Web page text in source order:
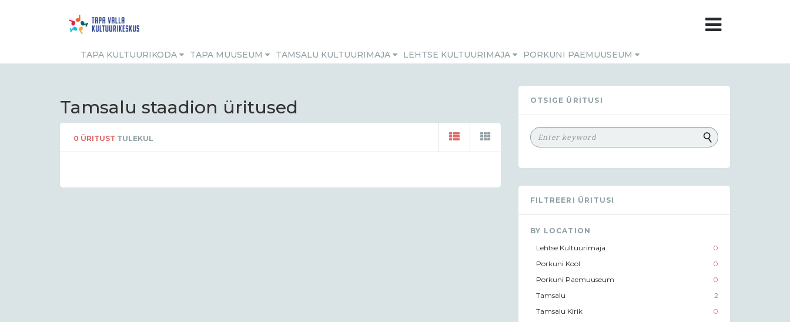
TAPA KULTUURIKODA TAPA MUUSEUM TAMSALU KULTUURIMAJA LEHTSE KULTUURIMAJA PORKUNI PAEMUUSEUM
Tamsalu staadion üritused
0 ÜRITUST TULEKUL
OTSIGE ÜRITUSI
FILTREERI ÜRITUSI
BY LOCATION
Lehtse Kultuurimaja
0
Porkuni Kool
0
Porkuni Paemuuseum
0
Tamsalu
2
Tamsalu Kirik
0